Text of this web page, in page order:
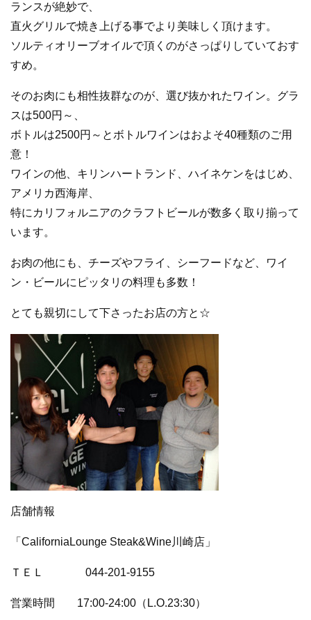
ランスが絶妙で、
直火グリルで焼き上げる事でより美味しく頂けます。
ソルティオリーブオイルで頂くのがさっぱりしていておす
すめ。
そのお肉にも相性抜群なのが、選び抜かれたワイン。グラ
スは500円～、
ボトルは2500円～とボトルワインはおよそ40種類のご用
意！
ワインの他、キリンハートランド、ハイネケンをはじめ、
アメリカ西海岸、
特にカリフォルニアのクラフトビールが数多く取り揃って
います。
お肉の他にも、チーズやフライ、シーフードなど、ワイ
ン・ビールにピッタリの料理も多数！
とても親切にして下さったお店の方と☆
店舗情報
「CaliforniaLounge Steak&Wine川崎店」
ＴＥＬ 044-201-9155
営業時間 17:00-24:00（L.O.23:30）